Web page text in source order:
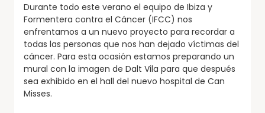
Durante todo este verano el equipo de Ibiza y
Formentera contra el Cáncer (IFCC) nos
enfrentamos a un nuevo proyecto para recordar a
todas las personas que nos han dejado víctimas del
cáncer. Para esta ocasión estamos preparando un
mural con la imagen de Dalt Vila para que después
sea exhibido en el hall del nuevo hospital de Can
Misses.